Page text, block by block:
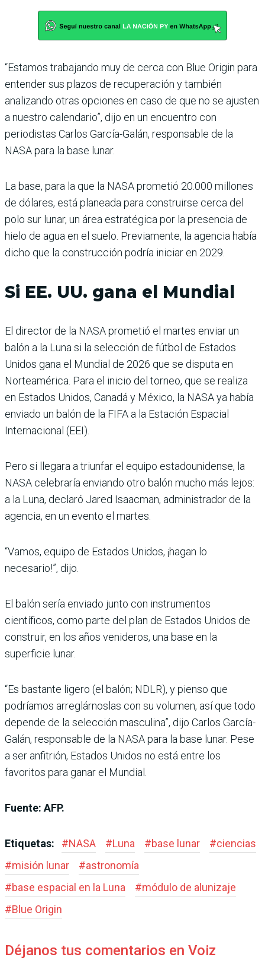
“Estamos trabajando muy de cerca con Blue Origin para
entender sus plazos de recuperación y también
analizando otras opciones en caso de que no se ajusten
a nuestro calendario”, dijo en un encuentro con
periodistas Carlos García-Galán, responsable de la
NASA para la base lunar.
La base, para la que la NASA prometió 20.000 millones
de dólares, está planeada para construirse cerca del
polo sur lunar, un área estratégica por la presencia de
hielo de agua en el suelo. Previamente, la agencia había
dicho que la construcción podría iniciar en 2029.
Si EE. UU. gana el Mundial
El director de la NASA prometió el martes enviar un
balón a la Luna si la selección de fútbol de Estados
Unidos gana el Mundial de 2026 que se disputa en
Norteamérica. Para el inicio del torneo, que se realiza
en Estados Unidos, Canadá y México, la NASA ya había
enviado un balón de la FIFA a la Estación Espacial
Internacional (EEI).
Pero si llegara a triunfar el equipo estadounidense, la
NASA celebraría enviando otro balón mucho más lejos:
a la Luna, declaró Jared Isaacman, administrador de la
agencia, en un evento el martes.
“Vamos, equipo de Estados Unidos, ¡hagan lo
necesario!”, dijo.
El balón sería enviado junto con instrumentos
científicos, como parte del plan de Estados Unidos de
construir, en los años venideros, una base en la
superficie lunar.
“Es bastante ligero (el balón; NDLR), y pienso que
podríamos arreglárnoslas con su volumen, así que todo
depende de la selección masculina”, dijo Carlos García-
Galán, responsable de la NASA para la base lunar. Pese
a ser anfitrión, Estados Unidos no está entre los
favoritos para ganar el Mundial.
Fuente: AFP.
Etiquetas: #NASA #Luna #base lunar #ciencias
#misión lunar #astronomía
#base espacial en la Luna #módulo de alunizaje
#Blue Origin
Déjanos tus comentarios en Voiz